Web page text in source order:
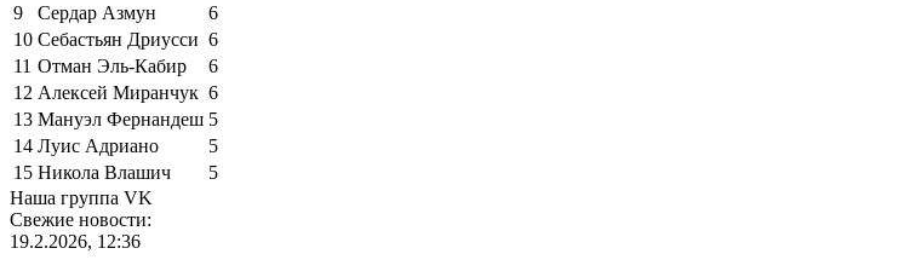
9
Сердар Азмун
6
10 Себастьян Дриусси 6
11 Отман Эль-Кабир
6
12 Алексей Миранчук 6
13 Мануэл Фернандеш 5
14 Луис Адриано
5
15 Никола Влашич
5
Наша группа VK
Свежие новости:
19.2.2026, 12:36